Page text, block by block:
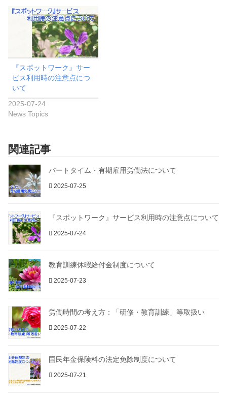
『スポットワーク』サー
ビス利用時の注意点につ
いて
2025-07-24
News Topics
関連記事
パートタイム・有期雇用労働法について
2025-07-25
『スポットワーク』サービス利用時の注意点について
2025-07-24
教育訓練休暇給付金制度について
2025-07-23
労働時間の考え方：「研修・教育訓練」等取扱い
2025-07-22
国民年金保険料の法定免除制度について
2025-07-21